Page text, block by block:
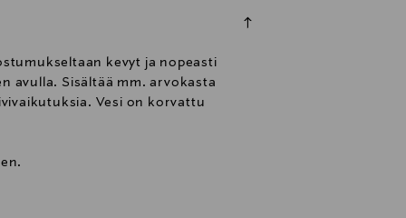
kevyt ja nopeasti
avulla. Sisältää mm. arvokasta
​Vesi on korvattu